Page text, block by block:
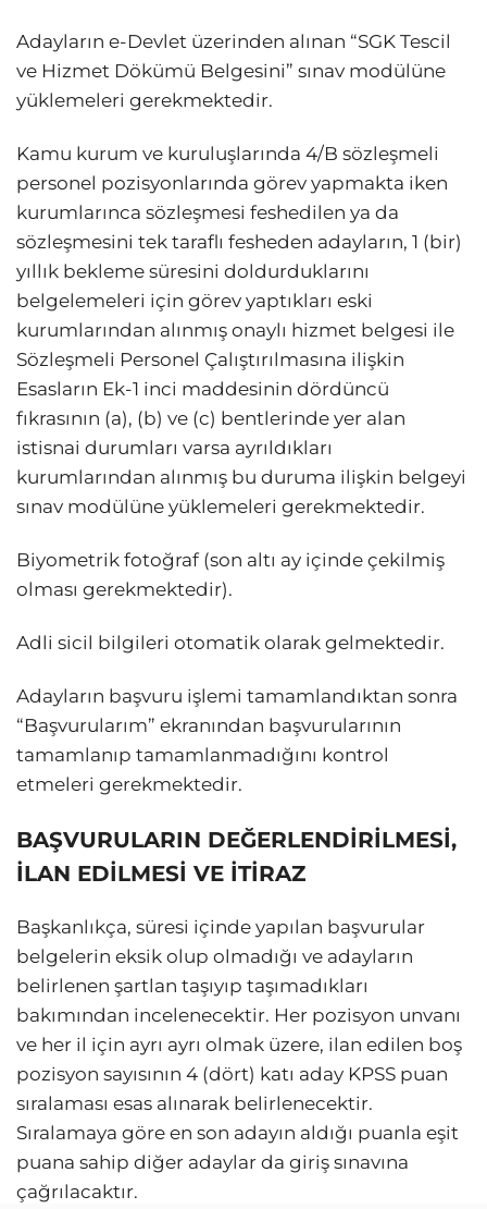
Adayların e-Devlet üzerinden alınan “SGK Tescil
ve Hizmet Dökümü Belgesini” sınav modülüne
yüklemeleri gerekmektedir.
Kamu kurum ve kuruluşlarında 4/B sözleşmeli
personel pozisyonlarında görev yapmakta iken
kurumlarınca sözleşmesi feshedilen ya da
sözleşmesini tek taraflı fesheden adayların, 1 (bir)
yıllık bekleme süresini doldurduklarını
belgelemeleri için görev yaptıkları eski
kurumlarından alınmış onaylı hizmet belgesi ile
Sözleşmeli Personel Çalıştırılmasına ilişkin
Esasların Ek-1 inci maddesinin dördüncü
fıkrasının (a), (b) ve (c) bentlerinde yer alan
istisnai durumları varsa ayrıldıkları
kurumlarından alınmış bu duruma ilişkin belgeyi
sınav modülüne yüklemeleri gerekmektedir.
Biyometrik fotoğraf (son altı ay içinde çekilmiş
olması gerekmektedir).
Adli sicil bilgileri otomatik olarak gelmektedir.
Adayların başvuru işlemi tamamlandıktan sonra
“Başvurularım” ekranından başvurularının
tamamlanıp tamamlanmadığını kontrol
etmeleri gerekmektedir.
BAŞVURULARIN DEĞERLENDİRİLMESİ,
İLAN EDİLMESİ VE İTİRAZ
Başkanlıkça, süresi içinde yapılan başvurular
belgelerin eksik olup olmadığı ve adayların
belirlenen şartlan taşıyıp taşımadıkları
bakımından incelenecektir. Her pozisyon unvanı
ve her il için ayrı ayrı olmak üzere, ilan edilen boş
pozisyon sayısının 4 (dört) katı aday KPSS puan
sıralaması esas alınarak belirlenecektir.
Sıralamaya göre en son adayın aldığı puanla eşit
puana sahip diğer adaylar da giriş sınavına
çağrılacaktır.